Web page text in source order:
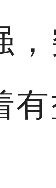
，